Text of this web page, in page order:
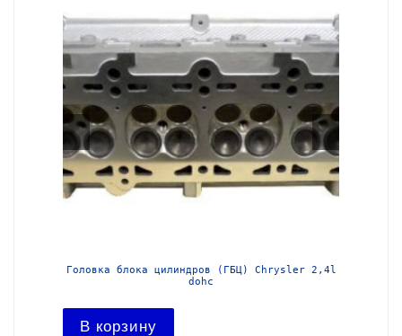
Головка блока цилиндров (ГБЦ) Chrysler 2,4l
dohc
В корзину